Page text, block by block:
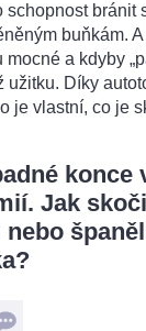
schopnost bránit
buňkám. A
a kdyby
užitku. Díky
je vlastní, co je
konce
Jak
nebo